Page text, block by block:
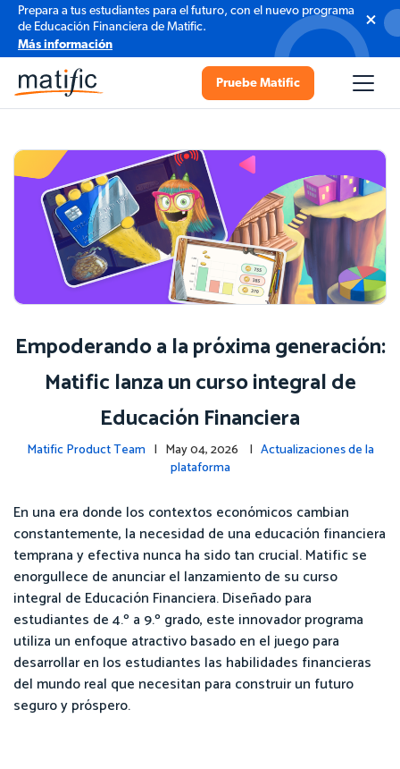
Prepara a tus estudiantes para el futuro, con el nuevo programa
de Educación Financiera de Matific.
Más información
Pruebe Matific
Empoderando a la próxima generación:
Matific lanza un curso integral de
Educación Financiera
Matific Product Team | May 04, 2026 | Actualizaciones de la
plataforma
En una era donde los contextos económicos cambian
constantemente, la necesidad de una educación financiera
temprana y efectiva nunca ha sido tan crucial. Matific se
enorgullece de anunciar el lanzamiento de su curso
integral de Educación Financiera. Diseñado para
estudiantes de 4.º a 9.º grado, este innovador programa
utiliza un enfoque atractivo basado en el juego para
desarrollar en los estudiantes las habilidades financieras
del mundo real que necesitan para construir un futuro
seguro y próspero.